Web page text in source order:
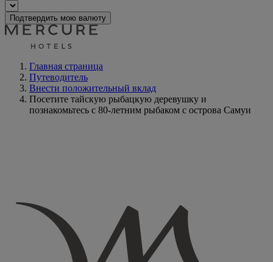
Подтвердить мою валюту
Главная страница
Путеводитель
Внести положительный вклад
Посетите тайскую рыбацкую деревушку и
познакомьтесь с 80-летним рыбаком с острова Самуи